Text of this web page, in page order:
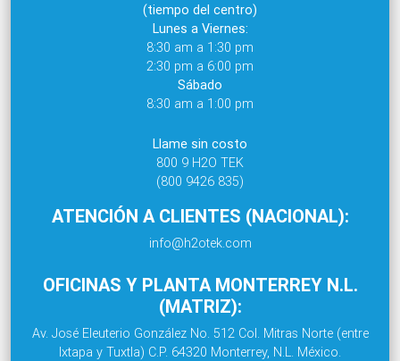
(tiempo del centro)
Lunes a Viernes:
8:30 am a 1:30 pm
2:30 pm a 6:00 pm
Sábado
8:30 am a 1:00 pm
Llame sin costo
800 9 H2O TEK
(800 9426 835)
ATENCIÓN A CLIENTES (NACIONAL):
info@h2otek.com
OFICINAS Y PLANTA MONTERREY N.L.
(MATRIZ):
Av. José Eleuterio González No. 512 Col. Mitras Norte (entre
Ixtapa y Tuxtla) C.P. 64320 Monterrey, N.L. México.